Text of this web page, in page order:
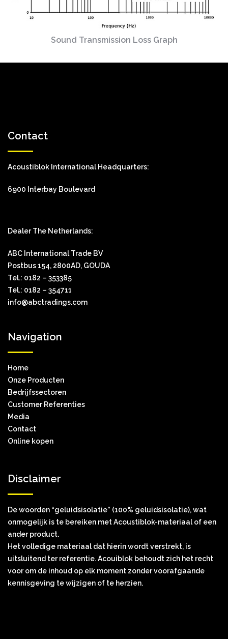
Sound Transmission Loss Graph
Contact
Acoustiblok International Headquarters:
6900 Interbay Boulevard
Dealer The Netherlands:
ABC International Trade BV
Postbus 154, 2800AD, GOUDA
Tel.: 0182 – 353385
Tel.: 0182 – 354711
info@abctradings.com
Navigation
Home
Onze Producten
Bedrijfssectoren
Customer Referenties
Media
Contact
Online kopen
Disclaimer
De woorden “geluidsisolatie” (100% geluidsisolatie), wat
onmogelijk is te bereiken met Acoustiblok-materiaal of een
ander product.
Het volledige materiaal dat hierin wordt verstrekt, is
uitsluitend ter referentie. Acouiblok behoudt zich het recht
voor om de inhoud op elk moment zonder voorafgaande
kennisgeving te wijzigen of te herzien.